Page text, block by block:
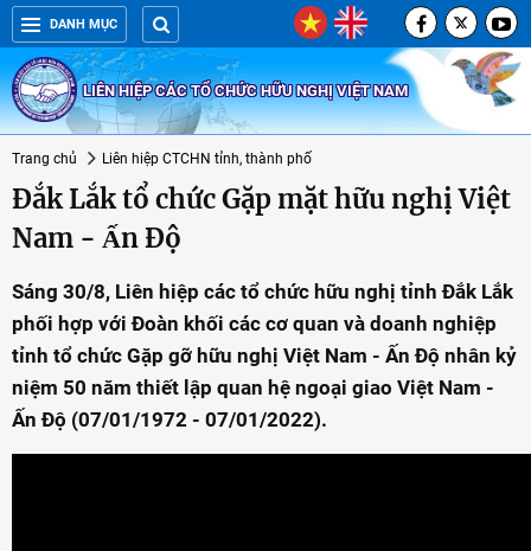
DANH MỤC
LIÊN HIỆP CÁC TỔ CHỨC HỮU NGHỊ VIỆT NAM
Trang chủ Liên hiệp CTCHN tỉnh, thành phố
Đắk Lắk tổ chức Gặp mặt hữu nghị Việt
Nam - Ấn Độ
Sáng 30/8, Liên hiệp các tổ chức hữu nghị tỉnh Đắk Lắk
phối hợp với Đoàn khối các cơ quan và doanh nghiệp
tỉnh tổ chức Gặp gỡ hữu nghị Việt Nam - Ấn Độ nhân kỷ
niệm 50 năm thiết lập quan hệ ngoại giao Việt Nam -
Ấn Độ (07/01/1972 - 07/01/2022).